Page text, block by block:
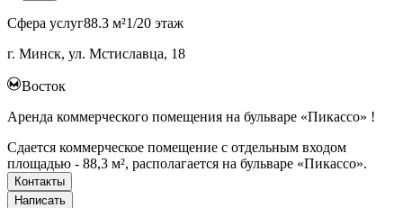
Сфера услуг88.3 м²1/20 этаж
г. Минск, ул. Мстиславца, 18
Восток
Аренда коммерческого помещения на бульваре «Пикассо» !
Сдается коммерческое помещение с отдельным входом
площадью - 88,3 м², располагается на бульваре «Пикассо».
Контакты
Написать